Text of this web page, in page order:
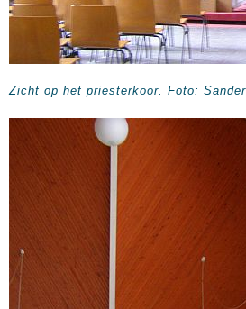
Zicht op het priesterkoor. Foto: